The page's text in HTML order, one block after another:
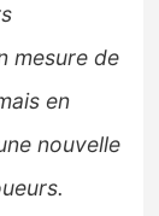
mesure de
en
nouvelle